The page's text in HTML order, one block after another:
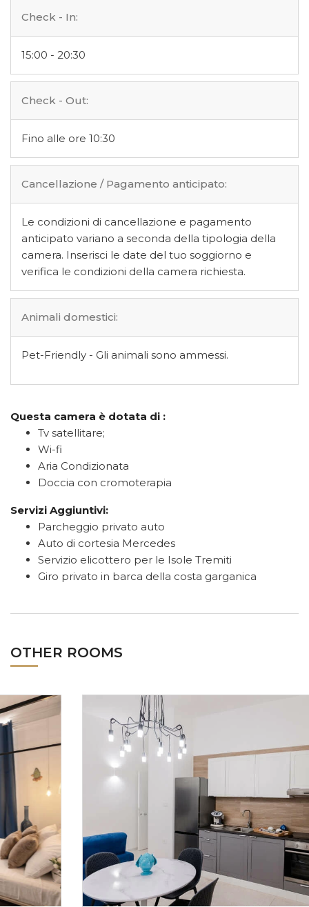
Check - In:
15:00 - 20:30
Check - Out:
Fino alle ore 10:30
Cancellazione / Pagamento anticipato:
Le condizioni di cancellazione e pagamento
anticipato variano a seconda della tipologia della
camera. Inserisci le date del tuo soggiorno e
verifica le condizioni della camera richiesta.
Animali domestici:
Pet-Friendly - Gli animali sono ammessi.
Questa camera è dotata di :
Tv satellitare;
Wi-fi
Aria Condizionata
Doccia con cromoterapia
Servizi Aggiuntivi:
Parcheggio privato auto
Auto di cortesia Mercedes
Servizio elicottero per le Isole Tremiti
Giro privato in barca della costa garganica
OTHER ROOMS